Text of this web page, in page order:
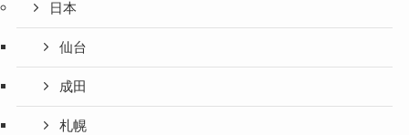
日本
仙台
成田
札幌